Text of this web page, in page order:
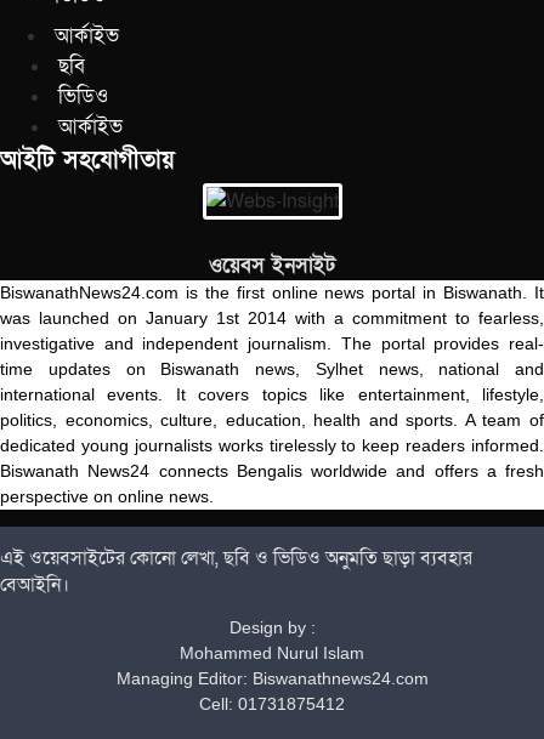
আর্কাইভ
ছবি
ভিডিও
আর্কাইভ
আইটি সহযোগীতায়
ওয়েবস ইনসাইট
BiswanathNews24.com is the first online news portal in Biswanath. It
was launched on January 1st 2014 with a commitment to fearless,
investigative and independent journalism. The portal provides real-
time updates on Biswanath news, Sylhet news, national and
international events. It covers topics like entertainment, lifestyle,
politics, economics, culture, education, health and sports. A team of
dedicated young journalists works tirelessly to keep readers informed.
Biswanath News24 connects Bengalis worldwide and offers a fresh
perspective on online news.
এই ওয়েবসাইটের কোনো লেখা, ছবি ও ভিডিও অনুমতি ছাড়া ব্যবহার
বেআইনি।
Design by :
Mohammed Nurul Islam
Managing Editor: Biswanathnews24.com
Cell: 01731875412